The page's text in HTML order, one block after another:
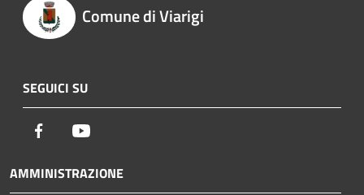
Comune di Viarigi
SEGUICI SU
Facebook
AMMINISTRAZIONE